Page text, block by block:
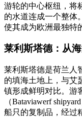
游轮的中心枢纽，将
的水道连成一个整体
使其成为欧洲最独特
莱利斯塔德：从
莱利斯塔德是荷兰人
的填海土地上，与艾
镇形成鲜明对比。游
（Bataviawerf
船只的复制品，经过